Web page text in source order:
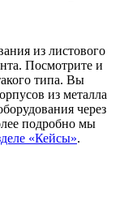
из листового
Посмотрите и
типа. Вы
из металла
через
подробно мы
«Кейсы».